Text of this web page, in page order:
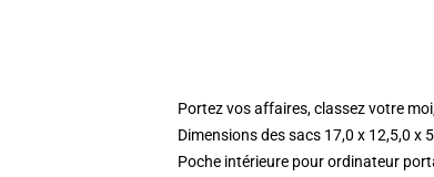
Portez vos affaires, classez votre
Dimensions des sacs 17,0 x 12,5,0 x
Poche intérieure pour ordinateur